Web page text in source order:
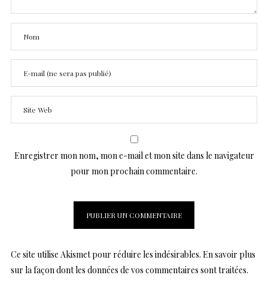
Enregistrer mon nom, mon e-mail et mon site dans le navigateur
pour mon prochain commentaire.
Ce site utilise Akismet pour réduire les indésirables. En savoir plus
sur la façon dont les données de vos commentaires sont traitées.